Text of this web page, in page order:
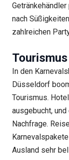
nach
zahlreichen
In den
Düsseldorf
Tourismus.
ausgebucht,
Nachfrage.
Ausland sehr